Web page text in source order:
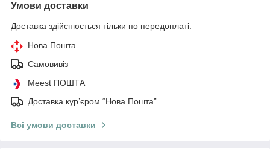
Умови доставки
Доставка здійснюється тільки по передоплаті.
Нова Пошта
Самовивіз
Meest ПОШТА
Доставка кур’єром “Нова Пошта”
Всі умови доставки